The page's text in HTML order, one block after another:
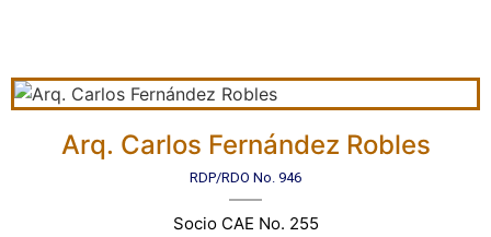
Arq. Carlos Fernández Robles
RDP/RDO No. 946
Socio CAE No. 255